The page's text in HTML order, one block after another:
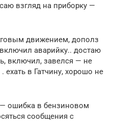
взгляд на приборку —
движением, дополз
аварийку.. достаю
включил, завелся — не
в Гатчину, хорошо не
ошибка в бензиновом
сообщения с